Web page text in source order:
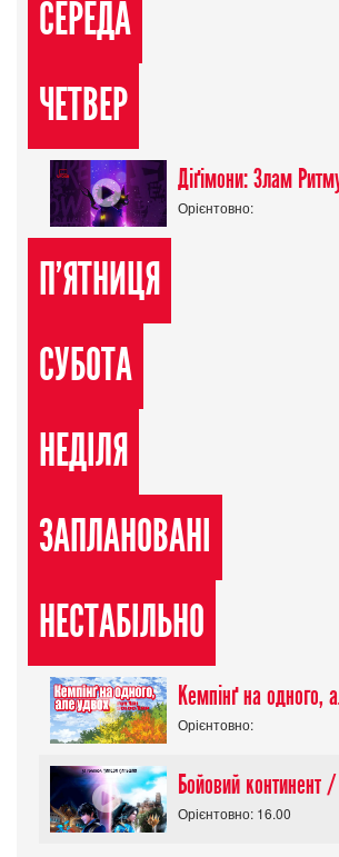
СЕРЕДА
ЧЕТВЕР
Орієнтовно:
П'ЯТНИЦЯ
СУБОТА
НЕДІЛЯ
ЗАПЛАНОВАНІ
НЕСТАБІЛЬНО
Орієнтовно:
Бойовий континент
Орієнтовно: 16.00